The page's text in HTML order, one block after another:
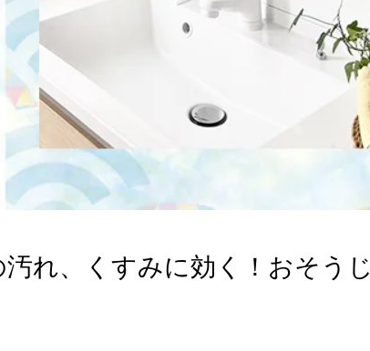
れ、くすみに効く！おそうじ